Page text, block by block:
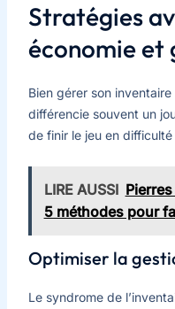
Stratégies
économie et
Bien gérer son
différencie souvent un
de finir le jeu en difficulté
LIRE AUSSI
5 méthodes pour
Optimiser la
Le syndrome de